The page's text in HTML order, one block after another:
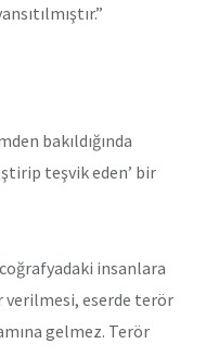
bakıldığında
teşvik eden’ bir
insanlara
verilmesi, eserde terör
gelmez. Terör